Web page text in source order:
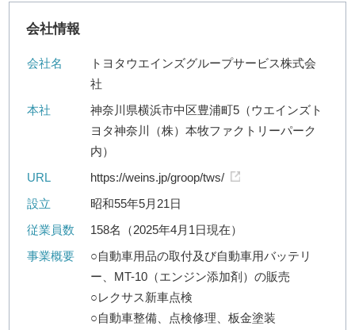
会社情報
会社名
トヨタウエインズグループサービス株式会
社
本社
神奈川県横浜市中区豊浦町5（ウエインズト
ヨタ神奈川（株）本牧ファクトリーパーク
内）
URL
https://weins.jp/groop/tws/
設立
昭和55年5月21日
従業員数
158名（2025年4月1日現在）
事業概要
○自動車用品の取付及び自動車用バッテリ
ー、MT-10（エンジン添加剤）の販売
○レクサス新車点検
○自動車整備、点検修理、板金塗装